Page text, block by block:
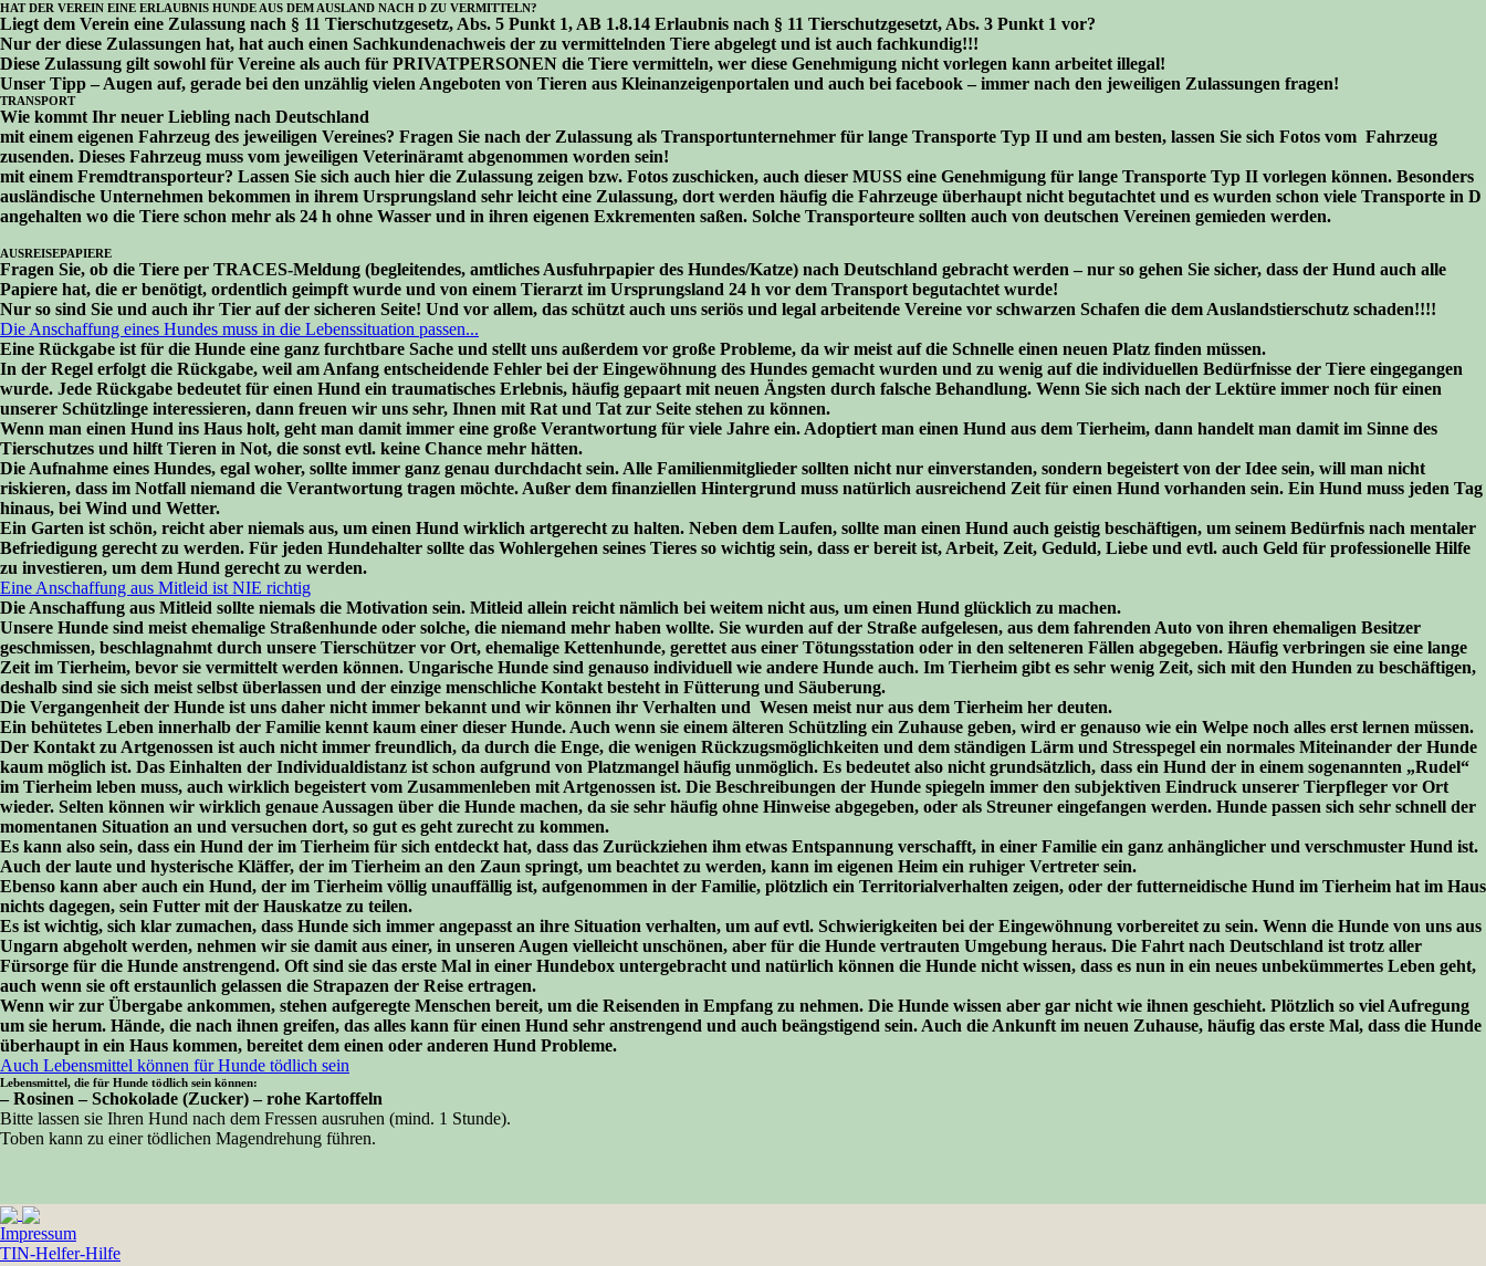
HAT DER VEREIN EINE ERLAUBNIS HUNDE AUS DEM AUSLAND NACH D ZU VERMITTELN?
Liegt dem Verein eine Zulassung nach § 11 Tierschutzgesetz, Abs. 5 Punkt 1, AB 1.8.14 Erlaubnis nach § 11 Tierschutzgesetzt, Abs. 3 Punkt 1 vor?
Nur der diese Zulassungen hat, hat auch einen Sachkundenachweis der zu vermittelnden Tiere abgelegt und ist auch fachkundig!!!
Diese Zulassung gilt sowohl für Vereine als auch für PRIVATPERSONEN die Tiere vermitteln, wer diese Genehmigung nicht vorlegen kann arbeitet illegal!
Unser Tipp – Augen auf, gerade bei den unzählig vielen Angeboten von Tieren aus Kleinanzeigenportalen und auch bei facebook – immer nach den jeweiligen Zulassungen fragen!
TRANSPORT
Wie kommt Ihr neuer Liebling nach Deutschland
mit einem eigenen Fahrzeug des jeweiligen Vereines? Fragen Sie nach der Zulassung als Transportunternehmer für lange Transporte Typ II und am besten, lassen Sie sich Fotos vom Fahrzeug
zusenden. Dieses Fahrzeug muss vom jeweiligen Veterinäramt abgenommen worden sein!
mit einem Fremdtransporteur? Lassen Sie sich auch hier die Zulassung zeigen bzw. Fotos zuschicken, auch dieser MUSS eine Genehmigung für lange Transporte Typ II vorlegen können. Besonders
ausländische Unternehmen bekommen in ihrem Ursprungsland sehr leicht eine Zulassung, dort werden häufig die Fahrzeuge überhaupt nicht begutachtet und es wurden schon viele Transporte in D
angehalten wo die Tiere schon mehr als 24 h ohne Wasser und in ihren eigenen Exkrementen saßen. Solche Transporteure sollten auch von deutschen Vereinen gemieden werden.
AUSREISEPAPIERE
Fragen Sie, ob die Tiere per TRACES-Meldung (begleitendes, amtliches Ausfuhrpapier des Hundes/Katze) nach Deutschland gebracht werden – nur so gehen Sie sicher, dass der Hund auch alle
Papiere hat, die er benötigt, ordentlich geimpft wurde und von einem Tierarzt im Ursprungsland 24 h vor dem Transport begutachtet wurde!
Nur so sind Sie und auch ihr Tier auf der sicheren Seite! Und vor allem, das schützt auch uns seriös und legal arbeitende Vereine vor schwarzen Schafen die dem Auslandstierschutz schaden!!!!
Die Anschaffung eines Hundes muss in die Lebenssituation passen...
Eine Rückgabe ist für die Hunde eine ganz furchtbare Sache und stellt uns außerdem vor große Probleme, da wir meist auf die Schnelle einen neuen Platz finden müssen.
In der Regel erfolgt die Rückgabe, weil am Anfang entscheidende Fehler bei der Eingewöhnung des Hundes gemacht wurden und zu wenig auf die individuellen Bedürfnisse der Tiere eingegangen
wurde. Jede Rückgabe bedeutet für einen Hund ein traumatisches Erlebnis, häufig gepaart mit neuen Ängsten durch falsche Behandlung. Wenn Sie sich nach der Lektüre immer noch für einen
unserer Schützlinge interessieren, dann freuen wir uns sehr, Ihnen mit Rat und Tat zur Seite stehen zu können.
Wenn man einen Hund ins Haus holt, geht man damit immer eine große Verantwortung für viele Jahre ein. Adoptiert man einen Hund aus dem Tierheim, dann handelt man damit im Sinne des
Tierschutzes und hilft Tieren in Not, die sonst evtl. keine Chance mehr hätten.
Die Aufnahme eines Hundes, egal woher, sollte immer ganz genau durchdacht sein. Alle Familienmitglieder sollten nicht nur einverstanden, sondern begeistert von der Idee sein, will man nicht
riskieren, dass im Notfall niemand die Verantwortung tragen möchte. Außer dem finanziellen Hintergrund muss natürlich ausreichend Zeit für einen Hund vorhanden sein. Ein Hund muss jeden Tag
hinaus, bei Wind und Wetter.
Ein Garten ist schön, reicht aber niemals aus, um einen Hund wirklich artgerecht zu halten. Neben dem Laufen, sollte man einen Hund auch geistig beschäftigen, um seinem Bedürfnis nach mentaler
Befriedigung gerecht zu werden. Für jeden Hundehalter sollte das Wohlergehen seines Tieres so wichtig sein, dass er bereit ist, Arbeit, Zeit, Geduld, Liebe und evtl. auch Geld für professionelle Hilfe
zu investieren, um dem Hund gerecht zu werden.
Eine Anschaffung aus Mitleid ist NIE richtig
Die Anschaffung aus Mitleid sollte niemals die Motivation sein. Mitleid allein reicht nämlich bei weitem nicht aus, um einen Hund glücklich zu machen.
Unsere Hunde sind meist ehemalige Straßenhunde oder solche, die niemand mehr haben wollte. Sie wurden auf der Straße aufgelesen, aus dem fahrenden Auto von ihren ehemaligen Besitzer
geschmissen, beschlagnahmt durch unsere Tierschützer vor Ort, ehemalige Kettenhunde, gerettet aus einer Tötungsstation oder in den selteneren Fällen abgegeben. Häufig verbringen sie eine lange
Zeit im Tierheim, bevor sie vermittelt werden können. Ungarische Hunde sind genauso individuell wie andere Hunde auch. Im Tierheim gibt es sehr wenig Zeit, sich mit den Hunden zu beschäftigen,
deshalb sind sie sich meist selbst überlassen und der einzige menschliche Kontakt besteht in Fütterung und Säuberung.
Die Vergangenheit der Hunde ist uns daher nicht immer bekannt und wir können ihr Verhalten und Wesen meist nur aus dem Tierheim her deuten.
Ein behütetes Leben innerhalb der Familie kennt kaum einer dieser Hunde. Auch wenn sie einem älteren Schützling ein Zuhause geben, wird er genauso wie ein Welpe noch alles erst lernen müssen.
Der Kontakt zu Artgenossen ist auch nicht immer freundlich, da durch die Enge, die wenigen Rückzugsmöglichkeiten und dem ständigen Lärm und Stresspegel ein normales Miteinander der Hunde
kaum möglich ist. Das Einhalten der Individualdistanz ist schon aufgrund von Platzmangel häufig unmöglich. Es bedeutet also nicht grundsätzlich, dass ein Hund der in einem sogenannten „Rudel“
im Tierheim leben muss, auch wirklich begeistert vom Zusammenleben mit Artgenossen ist. Die Beschreibungen der Hunde spiegeln immer den subjektiven Eindruck unserer Tierpfleger vor Ort
wieder. Selten können wir wirklich genaue Aussagen über die Hunde machen, da sie sehr häufig ohne Hinweise abgegeben, oder als Streuner eingefangen werden. Hunde passen sich sehr schnell der
momentanen Situation an und versuchen dort, so gut es geht zurecht zu kommen.
Es kann also sein, dass ein Hund der im Tierheim für sich entdeckt hat, dass das Zurückziehen ihm etwas Entspannung verschafft, in einer Familie ein ganz anhänglicher und verschmuster Hund ist.
Auch der laute und hysterische Kläffer, der im Tierheim an den Zaun springt, um beachtet zu werden, kann im eigenen Heim ein ruhiger Vertreter sein.
Ebenso kann aber auch ein Hund, der im Tierheim völlig unauffällig ist, aufgenommen in der Familie, plötzlich ein Territorialverhalten zeigen, oder der futterneidische Hund im Tierheim hat im Haus
nichts dagegen, sein Futter mit der Hauskatze zu teilen.
Es ist wichtig, sich klar zumachen, dass Hunde sich immer angepasst an ihre Situation verhalten, um auf evtl. Schwierigkeiten bei der Eingewöhnung vorbereitet zu sein. Wenn die Hunde von uns aus
Ungarn abgeholt werden, nehmen wir sie damit aus einer, in unseren Augen vielleicht unschönen, aber für die Hunde vertrauten Umgebung heraus. Die Fahrt nach Deutschland ist trotz aller
Fürsorge für die Hunde anstrengend. Oft sind sie das erste Mal in einer Hundebox untergebracht und natürlich können die Hunde nicht wissen, dass es nun in ein neues unbekümmertes Leben geht,
auch wenn sie oft erstaunlich gelassen die Strapazen der Reise ertragen.
Wenn wir zur Übergabe ankommen, stehen aufgeregte Menschen bereit, um die Reisenden in Empfang zu nehmen. Die Hunde wissen aber gar nicht wie ihnen geschieht. Plötzlich so viel Aufregung
um sie herum. Hände, die nach ihnen greifen, das alles kann für einen Hund sehr anstrengend und auch beängstigend sein. Auch die Ankunft im neuen Zuhause, häufig das erste Mal, dass die Hunde
überhaupt in ein Haus kommen, bereitet dem einen oder anderen Hund Probleme.
Auch Lebensmittel können für Hunde tödlich sein
Lebensmittel, die für Hunde tödlich sein können:
– Rosinen – Schokolade (Zucker) – rohe Kartoffeln
Bitte lassen sie Ihren Hund nach dem Fressen ausruhen (mind. 1 Stunde).
Toben kann zu einer tödlichen Magendrehung führen.
Impressum
TIN-Helfer-Hilfe